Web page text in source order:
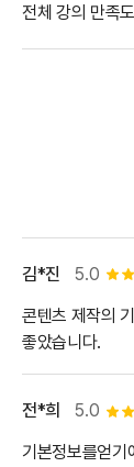
전체 강의 만족도
5.0 별점
김*진
콘텐츠 제작의
좋았습니다.
5.0 별점
전*희
기본정보를얻기